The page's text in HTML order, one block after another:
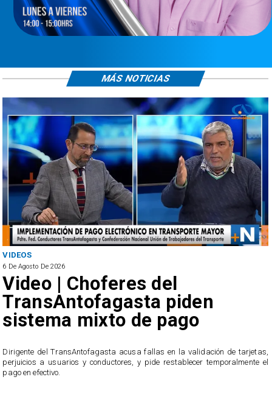
piden
en la validación de tarjetas,
restablecer temporalmente el
SERNAC oficia a
reclamos por
irregulares en el
MÁS NOTICIAS